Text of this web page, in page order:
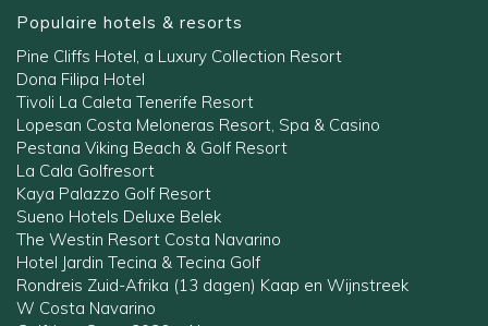
Populaire hotels & resorts
Pine Cliffs Hotel, a Luxury Collection Resort
Dona Filipa Hotel
Tivoli La Caleta Tenerife Resort
Lopesan Costa Meloneras Resort, Spa & Casino
Pestana Viking Beach & Golf Resort
La Cala Golfresort
Kaya Palazzo Golf Resort
Sueno Hotels Deluxe Belek
The Westin Resort Costa Navarino
Hotel Jardin Tecina & Tecina Golf
Rondreis Zuid-Afrika (13 dagen) Kaap en Wijnstreek
W Costa Navarino